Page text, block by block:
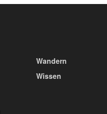
Wandern
Wissen